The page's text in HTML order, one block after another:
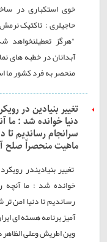
خوی استکباری در
حاجیلری : تاکتيک
"هرگز تعطيلنخواهد
آبدانان در خطبه های
منحصر به فرد کشور ما
تغییر بنیادین در
دنیا خوانده شد : ما
سرانجام رساندیم
ماهیت منحصراً صلح
تغییر بنیادیندر
خوانده شد : ما آنچه
رساندیم تا دنیا امن
آمیز برنامه هسته ای
وین اطریش وعلی الظاهر